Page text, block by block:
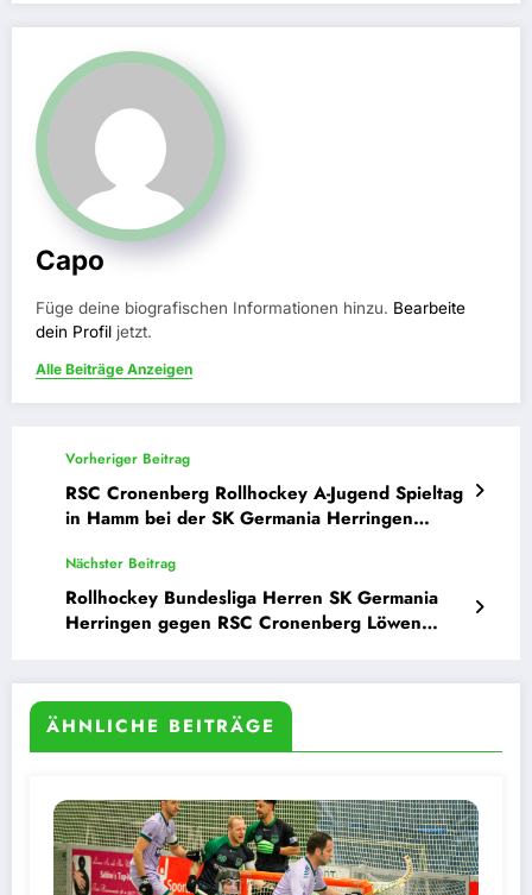
Capo
Füge deine biografischen Informationen hinzu. Bearbeite
dein Profil jetzt.
Alle Beiträge Anzeigen
Vorheriger Beitrag
RSC Cronenberg Rollhockey A-Jugend Spieltag
in Hamm bei der SK Germania Herringen
Nächster Beitrag
Rollhockey Bundesliga Herren SK Germania
Herringen gegen RSC Cronenberg Löwen
ÄHNLICHE BEITRÄGE